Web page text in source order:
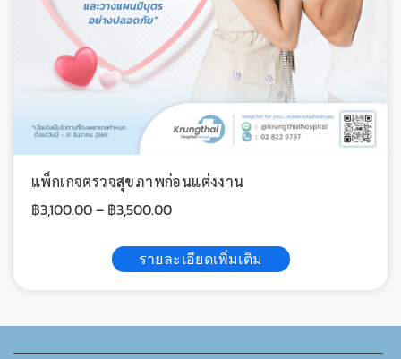
แพ็กเกจตรวจสุขภาพก่อนแต่งงาน
฿3,100.00– ฿3,500.00
รายละเอียดเพิ่มเติม